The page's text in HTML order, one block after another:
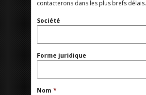
contacterons dans les plus brefs délais.
Société
Forme juridique
Nom *